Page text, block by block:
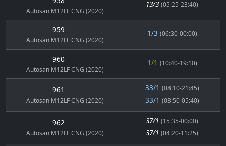
Autosan M12LF CNG (2020)
13/3 (05:25-23:40)
959
Autosan M12LF CNG (2020)
1/3 (06:30-00:00)
960
Autosan M12LF CNG (2020)
1/1 (10:40-19:10)
961
Autosan M12LF CNG (2020)
33/1 (08:10-21:45)
33/1 (03:50-05:40)
962
Autosan M12LF CNG (2020)
37/1 (15:35-00:00)
37/1 (04:20-11:25)